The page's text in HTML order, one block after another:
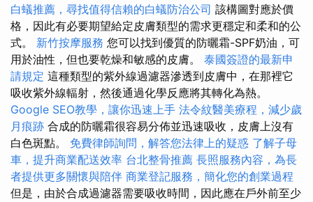
白蟻推薦，尋找值得信賴的白蟻防治公司 該構圖對應於價
格，因此有必要期望給定皮膚類型的需求更穩定和柔和的公
式。 新竹按摩服務 您可以找到優質的防曬霜-SPF奶油，可
用於油性，但也要乾燥和敏感的皮膚。 泰國簽證的最新申
請規定 這種類型的紫外線過濾器滲透到皮膚中，在那裡它
吸收紫外線輻射，然後通過化學反應將其轉化為熱。
Google SEO教學，讓你迅速上手 法令紋醫美療程，減少歲
月痕跡 合成的防曬霜很容易分佈並迅速吸收，皮膚上沒有
白色斑點。 免費律師詢問，解答您法律上的疑惑 了解子母
車，提升商業配送效率 台北整骨推薦 長照服務內容，為長
者提供更多關懷與陪伴 商業登記服務，簡化您的創業過程
但是，由於合成過濾器需要吸收時間，因此應在戶外前至少